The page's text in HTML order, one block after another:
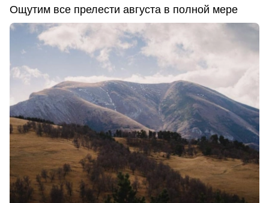
Ощутим все прелести августа в полной мере